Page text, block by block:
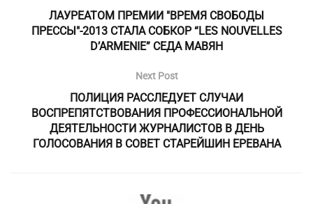
ЛАУРЕАТОМ ПРЕМИИ "ВРЕМЯ СВОБОДЫ
ПРЕССЫ"-2013 СТАЛА СОБКОР “LES NOUVELLES
D’ARMENIE” СЕДА МАВЯН
Next Post
ПОЛИЦИЯ РАССЛЕДУЕТ СЛУЧАИ
ВОСПРЕПЯТСТВОВАНИЯ ПРОФЕССИОНАЛЬНОЙ
ДЕЯТЕЛЬНОСТИ ЖУРНАЛИСТОВ В ДЕНЬ
ГОЛОСОВАНИЯ В СОВЕТ СТАРЕЙШИН ЕРЕВАНА